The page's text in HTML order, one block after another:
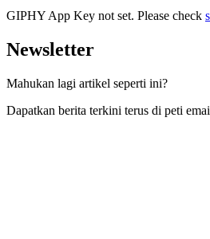
GIPHY App Key not set. Please check
Newsletter
Mahukan lagi artikel seperti ini?
Dapatkan berita terkini terus di peti